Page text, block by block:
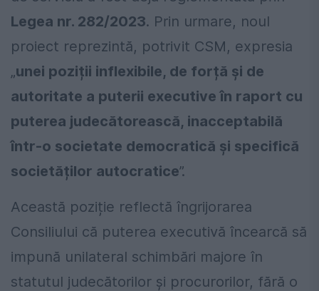
Legea nr. 282/2023. Prin urmare, noul
proiect reprezintă, potrivit CSM, expresia
„unei poziții inflexibile, de forță și de
autoritate a puterii executive în raport cu
puterea judecătorească, inacceptabilă
într-o societate democratică și specifică
societăților autocratice”.
Această poziție reflectă îngrijorarea
Consiliului că puterea executivă încearcă să
impună unilateral schimbări majore în
statutul judecătorilor și procurorilor, fără o